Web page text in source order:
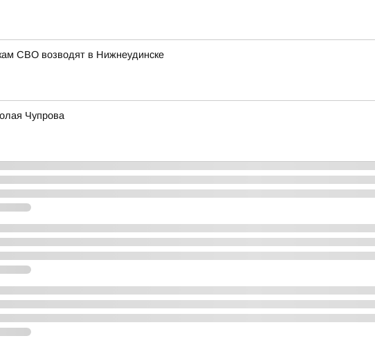
СВО возводят в Нижнеудинске
Чупрова